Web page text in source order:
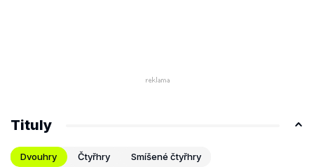
Tituly
Dvouhry Čtyřhry Smíšené čtyřhry